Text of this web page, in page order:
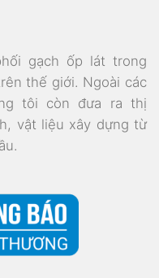
gạch ốp lát trong
thế giới. Ngoài các
tôi còn đưa ra thị
vật liệu xây dựng từ